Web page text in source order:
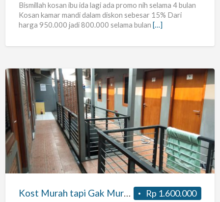
Bismillah kosan ibu ida lagi ada promo nih selama 4 bulan
Kosan kamar mandi dalam diskon sebesar 15% Dari
harga 950.000 jadi 800.000 selama bulan […]
Kost
Murah
tapi
Gak
Murahan
Rp 1.600.000
Kost Murah tapi Gak Murahan